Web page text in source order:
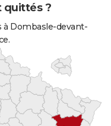
quittés ?
à Dombasle-devant-